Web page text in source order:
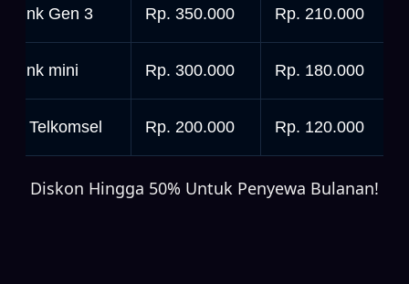
Gen 3 Rp. 350.000 Rp. 210.000
mini Rp. 300.000 Rp. 180.000
Telkomsel Rp. 200.000 Rp. 120.000
Diskon Hingga 50% Untuk Penyewa Bulanan!